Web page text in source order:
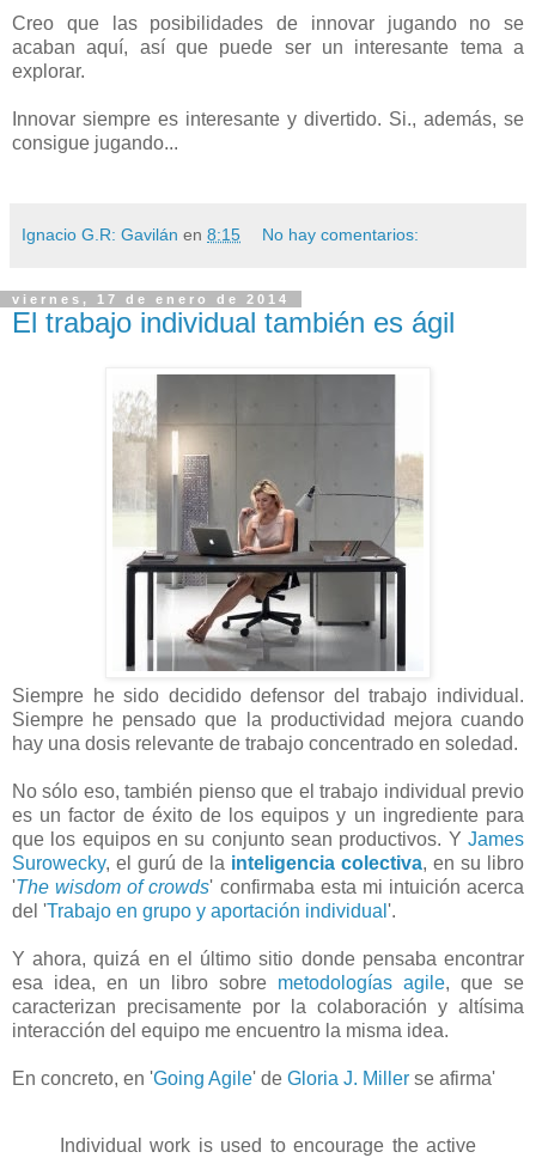
Creo que las posibilidades de innovar jugando no se
acaban aquí, así que puede ser un interesante tema a
explorar.
Innovar siempre es interesante y divertido. Si., además, se
consigue jugando...
Ignacio G.R: Gavilán en 8:15 No hay comentarios:
viernes, 17 de enero de 2014
El trabajo individual también es ágil
Siempre he sido decidido defensor del trabajo individual.
Siempre he pensado que la productividad mejora cuando
hay una dosis relevante de trabajo concentrado en soledad.
No sólo eso, también pienso que el trabajo individual previo
es un factor de éxito de los equipos y un ingrediente para
que los equipos en su conjunto sean productivos. Y James
Surowecky, el gurú de la inteligencia colectiva, en su libro
'The wisdom of crowds' confirmaba esta mi intuición acerca
del 'Trabajo en grupo y aportación individual '.
Y ahora, quizá en el último sitio donde pensaba encontrar
esa idea, en un libro sobre metodologías agile, que se
caracterizan precisamente por la colaboración y altísima
interacción del equipo me encuentro la misma idea.
En concreto, en 'Going Agile' de Gloria J. Miller se afirma'
Individual work is used to encourage the active